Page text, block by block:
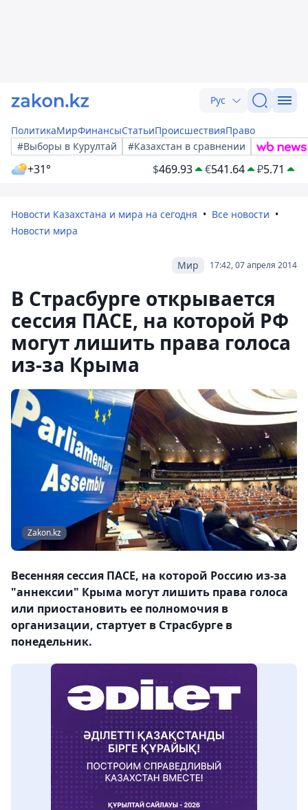
Рус
ПолитикаМирФинансыСтатьиПроисшествияПраво
#Выборы в Курултай
#Казахстан в сравнении
+31° $469.93 €541.64 ₽5.71
Новости Казахстана и мира на сегодня
Все новости
Новости мира
17:42, 07 апреля 2014
Мир
В Страсбурге открывается
сессия ПАСЕ, на которой РФ
могут лишить права голоса
из-за Крыма
Zakon.kz
Весенняя сессия ПАСЕ, на которой Россию из-за
"аннексии" Крыма могут лишить права голоса
или приостановить ее полномочия в
организации, стартует в Страсбурге в
понедельник.